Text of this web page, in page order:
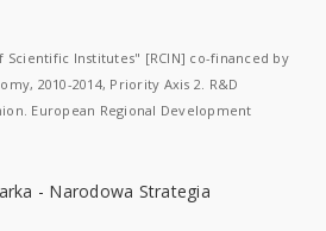
Scientific Institutes" [RCIN] co-financed by
2010-2014, Priority Axis 2. R&D
European Regional Development